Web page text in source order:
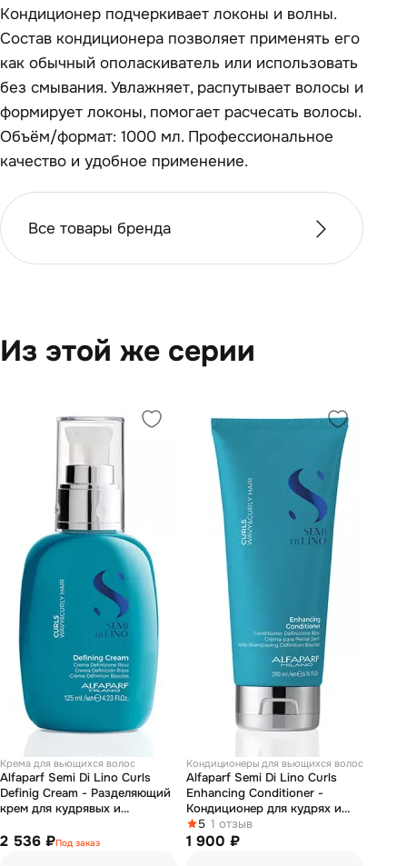
Кондиционер подчеркивает локоны и волны.
Состав кондиционера позволяет применять его
как обычный ополаскиватель или использовать
без смывания. Увлажняет, распутывает волосы и
формирует локоны, помогает расчесать волосы.
Объём/формат: 1000 мл. Профессиональное
качество и удобное применение.
Все товары бренда
Из этой же серии
Крема для вьющихся волос
Alfaparf Semi Di Lino Curls
Definig Cream - Разделяющий
крем для кудрявых и
2 536 ₽Под заказ
Кондиционеры для вьющихся волос
Alfaparf Semi Di Lino Curls
Enhancing Conditioner -
Кондиционер для кудрях и
вьющихся волос 200 мл
5 1 отзыв
1 900 ₽